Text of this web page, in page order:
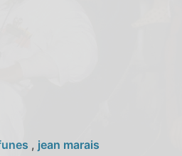
, jean marais